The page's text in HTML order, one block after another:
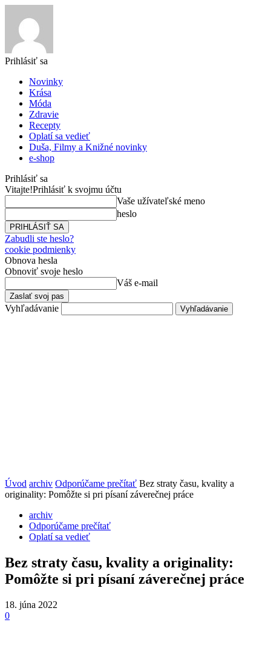
Prihlásiť sa
Novinky
Krása
Móda
Zdravie
Recepty
Oplatí sa vedieť
Duša, Filmy a Knižné novinky
e-shop
Prihlásiť sa
Vitajte!Prihlásiť k svojmu účtu
Vaše užívateľské meno
heslo
Zabudli ste heslo?
cookie podmienky
Obnova hesla
Obnoviť svoje heslo
Váš e-mail
Vyhľadávanie
Úvod archiv Odporúčame prečítať Bez straty času, kvality a
originality: Pomôžte si pri písaní záverečnej práce
archiv
Odporúčame prečítať
Oplatí sa vedieť
Bez straty času, kvality a originality:
Pomôžte si pri písaní záverečnej práce
18. júna 2022
0